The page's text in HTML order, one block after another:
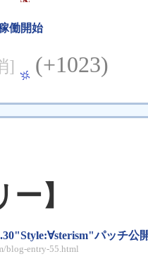
働開始
] (+1023)
ー】
パッチ公
blog-entry-55.html